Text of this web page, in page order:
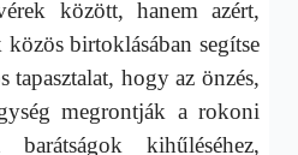
között, hanem azért,
birtoklásában segítse
tapasztalat, hogy az önzés,
megrontják a rokoni
kihűléséhez,